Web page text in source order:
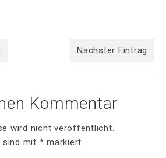
Nächster Eintrag
Kommentar
wird nicht veröffentlicht.
sind mit * markiert